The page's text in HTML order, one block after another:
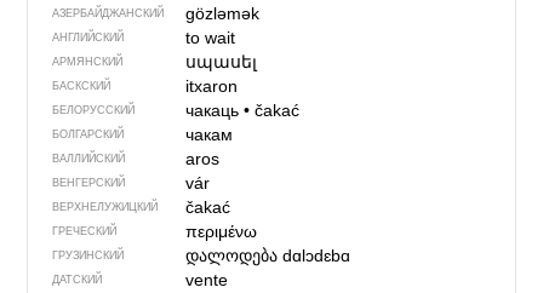
АЗЕРБАЙДЖАН­СКИЙ gözləmək
АНГЛИЙСКИЙ to wait
АРМЯНСКИЙ սպասել
БАСКСКИЙ itxaron
БЕЛОРУССКИЙ чакаць• čakać
БОЛГАРСКИЙ чакам
ВАЛЛИЙСКИЙ aros
ВЕНГЕРСКИЙ vár
ВЕРХНЕЛУЖИЦКИЙ čakać
ГРЕЧЕСКИЙ περιμένω
ГРУЗИНСКИЙ დალოდებაdɑlɔdɛbɑ
ДАТСКИЙ vente